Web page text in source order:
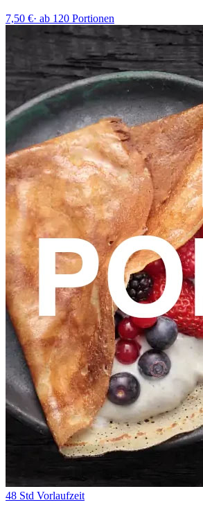
7,50 €· ab 120 Portionen
48 Std Vorlaufzeit